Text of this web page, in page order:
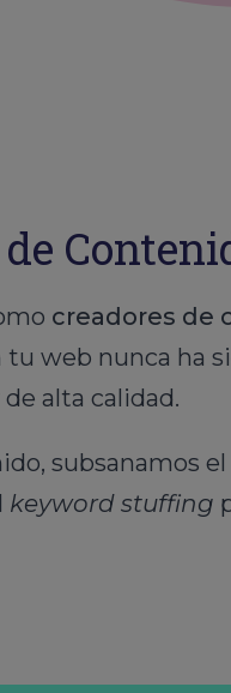
creadores de
web nunca ha
alta calidad.
subsanamos
keyword stuffing